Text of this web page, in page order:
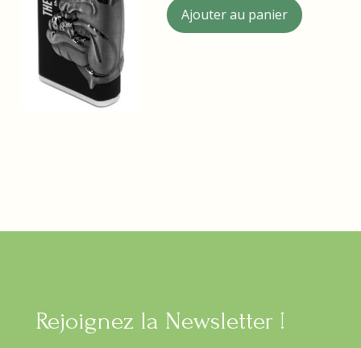
Ajouter au panier
Rejoignez la Newsletter !